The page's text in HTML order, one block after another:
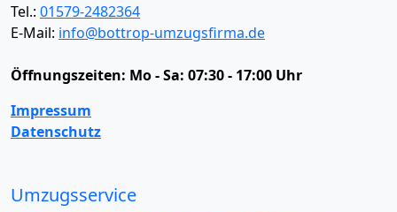
Tel.: 01579-2482364
E-Mail: info@bottrop-umzugsfirma.de
Öffnungszeiten: Mo - Sa: 07:30 - 17:00 Uhr
Impressum
Datenschutz
Umzugsservice